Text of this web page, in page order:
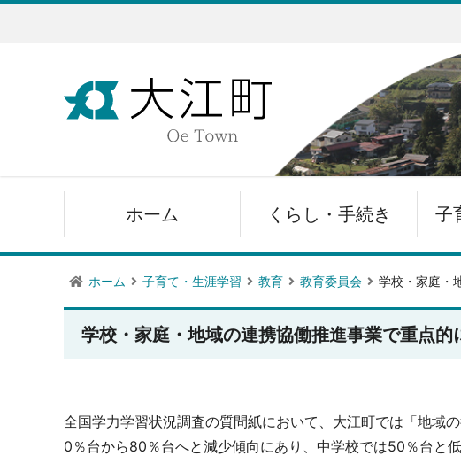
ホーム くらし・手続き 子
ホーム 子育て・生涯学習 教育 教育委員会 学校・家庭・
学校・家庭・地域の連携協働推進事業で重点
全国学力学習状況調査の質問紙において、大江町では「地域
0％台から80％台へと減少傾向にあり、中学校では50％台と